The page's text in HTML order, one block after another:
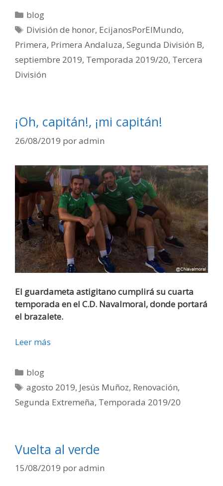
blog
División de honor, EcijanosPorElMundo,
Primera, Primera Andaluza, Segunda División B,
septiembre 2019, Temporada 2019/20, Tercera
División
¡Oh, capitán!, ¡mi capitán!
26/08/2019 poradmin
El guardameta astigitano cumplirá su cuarta
temporada en el C.D. Navalmoral, donde portará
el brazalete.
Leer más
blog
agosto 2019, Jesús Muñoz, Renovación,
Segunda Extremeña, Temporada 2019/20
Vuelta al verde
15/08/2019 poradmin